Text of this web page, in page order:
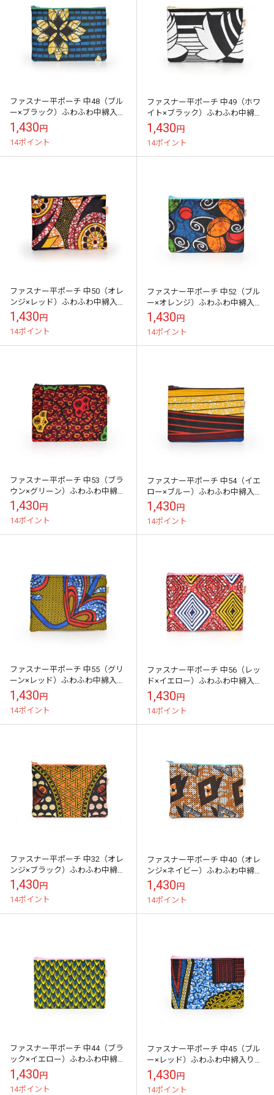
ファスナー平ポーチ 中48（ブル
ー×ブラック）ふわふわ中綿入り
スマートフォン モバイル周辺機
器収納に
1,430円
14ポイント
ファスナー平ポーチ 中49（ホワ
イト×ブラック）ふわふわ中綿入
りスマートフォン モバイル周辺
機器収納に
1,430円
14ポイント
ファスナー平ポーチ 中50（オレ
ンジ×レッド）ふわふわ中綿入り
スマートフォン モバイル周辺機
器収納に
1,430円
14ポイント
ファスナー平ポーチ 中52（ブル
ー×オレンジ）ふわふわ中綿入り
スマートフォン モバイル周辺機
器収納に
1,430円
14ポイント
ファスナー平ポーチ 中53（ブラ
ウン×グリーン）ふわふわ中綿入
りスマートフォン モバイル周辺
機器収納に
1,430円
14ポイント
ファスナー平ポーチ 中54（イエ
ロー×ブルー）ふわふわ中綿入り
スマートフォン モバイル周辺機
器収納に
1,430円
14ポイント
ファスナー平ポーチ 中55（グリ
ーン×レッド）ふわふわ中綿入り
スマートフォン モバイル周辺機
器収納に
1,430円
14ポイント
ファスナー平ポーチ 中56（レッ
ド×イエロー）ふわふわ中綿入り
スマートフォン モバイル周辺機
器収納に
1,430円
14ポイント
ファスナー平ポーチ 中32（オレ
ンジ×ブラック）ふわふわ中綿入
りスマートフォン モバイル周辺
機器収納に
1,430円
14ポイント
ファスナー平ポーチ 中40（オレ
ンジ×ネイビー）ふわふわ中綿入
りスマートフォン モバイル周辺
機器収納に
1,430円
14ポイント
ファスナー平ポーチ 中44（ブラ
ック×イエロー）ふわふわ中綿入
りスマートフォン モバイル周辺
機器収納に
1,430円
14ポイント
ファスナー平ポーチ 中45（ブル
ー×レッド）ふわふわ中綿入りス
マートフォン モバイル周辺機器
収納に
1,430円
14ポイント